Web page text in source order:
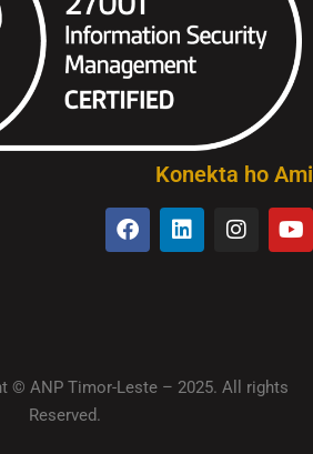
Konekta ho Ami
© ANP Timor-Leste – 2025. All rights
Reserved.